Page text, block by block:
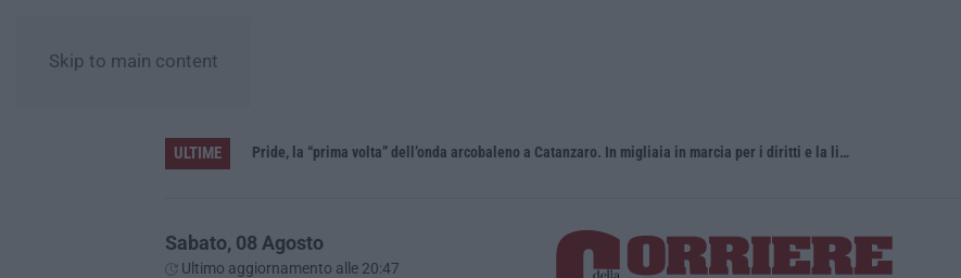
Skip to main content
ULTIME
Vinitaly and the City a Reggio: il grande abbraccio tra identità del territorio, storia e cultura – FOTO Pride, la “prima volta” dell’onda arcobaleno a Catanzaro. In migliaia in marcia per i diritti e la libertà – FOTO
Sabato, 08 Agosto
Ultimo aggiornamento alle 20:47